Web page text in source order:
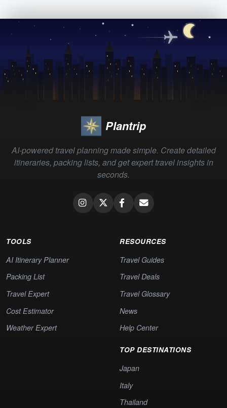
Plantrip
AI-powered travel planning made simple. Create detailed
itineraries, packing lists, and get expert travel insights in
seconds.
TOOLS
AI Itinerary Planner
Packing List
Travel Expert
Cost Estimator
Weather Expert
RESOURCES
Travel Guides
Travel Deals
Travel Glossary
News
Help Center
TOP DESTINATIONS
Japan
Italy
Thailand